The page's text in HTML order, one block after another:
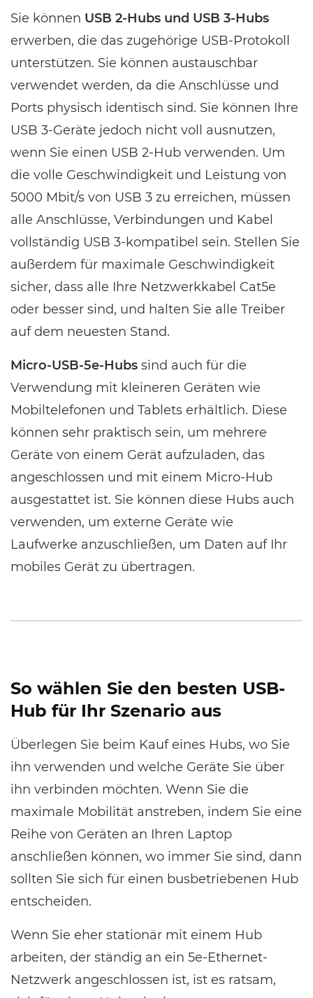
Sie können USB 2-Hubs und USB 3-Hubs
erwerben, die das zugehörige USB-Protokoll
unterstützen. Sie können austauschbar
verwendet werden, da die Anschlüsse und
Ports physisch identisch sind. Sie können Ihre
USB 3-Geräte jedoch nicht voll ausnutzen,
wenn Sie einen USB 2-Hub verwenden. Um
die volle Geschwindigkeit und Leistung von
5000 Mbit/s von USB 3 zu erreichen, müssen
alle Anschlüsse, Verbindungen und Kabel
vollständig USB 3-kompatibel sein. Stellen Sie
außerdem für maximale Geschwindigkeit
sicher, dass alle Ihre Netzwerkkabel Cat5e
oder besser sind, und halten Sie alle Treiber
auf dem neuesten Stand.
Micro-USB-5e-Hubs sind auch für die
Verwendung mit kleineren Geräten wie
Mobiltelefonen und Tablets erhältlich. Diese
können sehr praktisch sein, um mehrere
Geräte von einem Gerät aufzuladen, das
angeschlossen und mit einem Micro-Hub
ausgestattet ist. Sie können diese Hubs auch
verwenden, um externe Geräte wie
Laufwerke anzuschließen, um Daten auf Ihr
mobiles Gerät zu übertragen.
So wählen Sie den besten USB-
Hub für Ihr Szenario aus
Überlegen Sie beim Kauf eines Hubs, wo Sie
ihn verwenden und welche Geräte Sie über
ihn verbinden möchten. Wenn Sie die
maximale Mobilität anstreben, indem Sie eine
Reihe von Geräten an Ihren Laptop
anschließen können, wo immer Sie sind, dann
sollten Sie sich für einen busbetriebenen Hub
entscheiden.
Wenn Sie eher stationär mit einem Hub
arbeiten, der ständig an ein 5e-Ethernet-
Netzwerk angeschlossen ist, ist es ratsam,